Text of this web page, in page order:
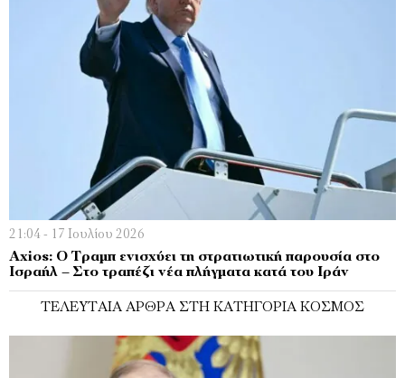
21:04 - 17 Ιουλίου 2026
Axios: Ο Τραμπ ενισχύει τη στρατιωτική παρουσία στο
Ισραήλ – Στο τραπέζι νέα πλήγματα κατά του Ιράν
ΤΕΛΕΥΤΑΊΑ ΆΡΘΡΑ ΣΤΗ ΚΑΤΗΓΟΡΊΑ ΚΌΣΜΟΣ